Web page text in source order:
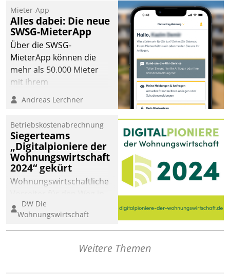
Mieter-App
Alles dabei: Die neue
SWSG-MieterApp
Über die SWSG-
MieterApp können die
mehr als 50.000 Mieter
mit ihrem
Wohnungsunternehmen
kommunizieren, auf dem
einsehen und ändern
oder
Schadensmeldungen
abgeben – rund um die
Uhr.
Andreas Lerchner
Betriebskostenabrechnung
Siegerteams
„Digitalpioniere der
Wohnungswirtschaft
2024“ gekürt
Wohnungswirtschaftliche
eine digitale Zukunft zu
finden, ist das Ziel des
Awards „Digitalpioniere
Wohnungswirtschaft“.
DW Die
Wohnungswirtschaft
Weitere Themen